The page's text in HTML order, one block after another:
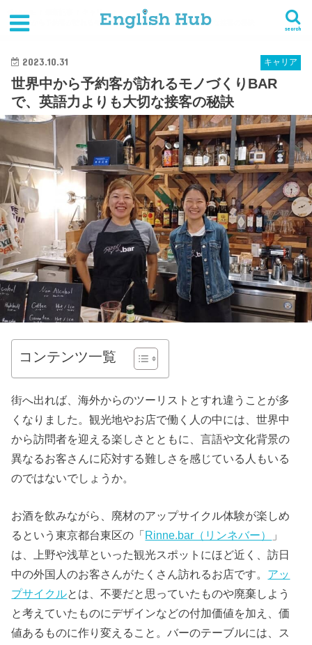
search
キャリア
世界中から予約客が訪れるモノづくりBARで、英語力よりも大切な接客の秘訣
キャリア
2023.10.31
世界中から予約客が訪れるモノづくりBAR
で、英語力よりも大切な接客の秘訣
コンテンツ一覧
街へ出れば、海外からのツーリストとすれ違うことが多
くなりました。観光地やお店で働く人の中には、世界中
から訪問者を迎える楽しさとともに、言語や文化背景の
異なるお客さんに応対する難しさを感じている人もいる
のではないでしょうか。
お酒を飲みながら、廃材のアップサイクル体験が楽しめ
るという東京都台東区の「Rinne.bar（リンネバー）
」
は、上野や浅草といった観光スポットにほど近く、訪日
中の外国人のお客さんがたくさん訪れるお店です。 アッ
プサイクルとは、不要だと思っていたものや廃棄しよう
と考えていたものにデザインなどの付加価値を加え、価
値あるものに作り変えること。バーのテーブルには、ス